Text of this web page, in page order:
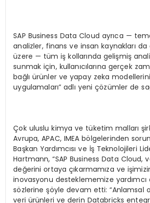
SAP Business Data Cloud ayrıca —
analizler, finans ve insan kaynakları
üzere — tüm iş kollarında gelişmiş
sunmak için, kullanıcılarına gerçek
bağlı ürünler ve yapay zeka
uygulamaları” adlı yeni çözümler de
Çok uluslu kimya ve tüketim malları
Avrupa, APAC, IMEA bölgelerinden
Başkan Yardımcısı ve İş Teknolojileri
Hartmann, “SAP Business Data Cloud,
değerini ortaya çıkarmamıza ve
inovasyonu desteklememize yardımcı
sözlerine şöyle devam etti: “Anlamsal
veri ürünleri ve derin Databricks